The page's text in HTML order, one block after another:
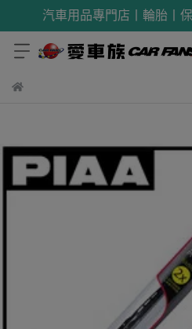
汽車用品專門店丨輪胎丨